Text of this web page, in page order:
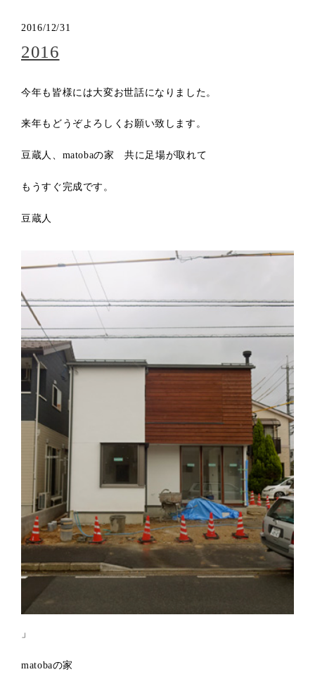
2016/12/31
2016
今年も皆様には大変お世話になりました。
来年もどうぞよろしくお願い致します。
豆蔵人、matobaの家 共に足場が取れて
もうすぐ完成です。
豆蔵人
」
matobaの家